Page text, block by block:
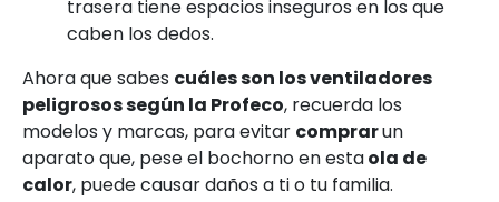
trasera tiene espacios inseguros en los que
caben los dedos.
Ahora que sabes cuáles son los ventiladores
peligrosos según la Profeco, recuerda los
modelos y marcas, para evitar comprarun
aparato que, pese el bochorno en estaola de
calor, puede causar daños a ti o tu familia.